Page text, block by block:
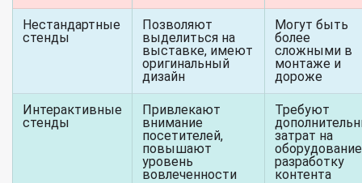
Нестандартные
стенды
Позволяют
выделиться на
выставке, имеют
оригинальный
дизайн
Могут быть
более
сложными в
монтаже и
дороже
Интерактивные
стенды
Привлекают
внимание
посетителей,
повышают
уровень
вовлеченности
Требуют
затрат на
разработку
контента